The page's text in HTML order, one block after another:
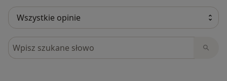
Szukaj w opiniach